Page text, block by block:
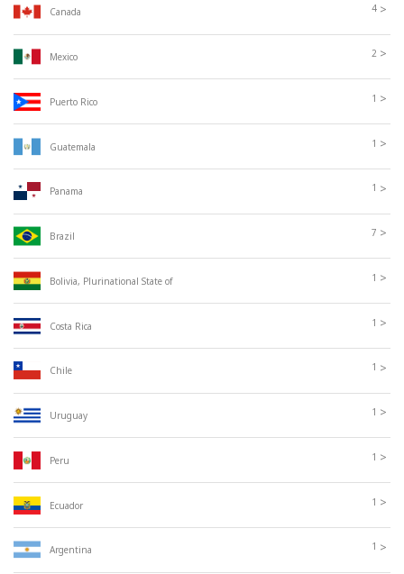
Canada 4 >
Mexico 2 >
Puerto Rico 1 >
Guatemala 1 >
Panama 1 >
Brazil 7 >
Bolivia, Plurinational State of 1 >
Costa Rica 1 >
Chile 1 >
Uruguay 1 >
Peru 1 >
Ecuador 1 >
Argentina 1 >